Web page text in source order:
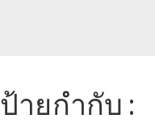
ป้ายกำกับ :